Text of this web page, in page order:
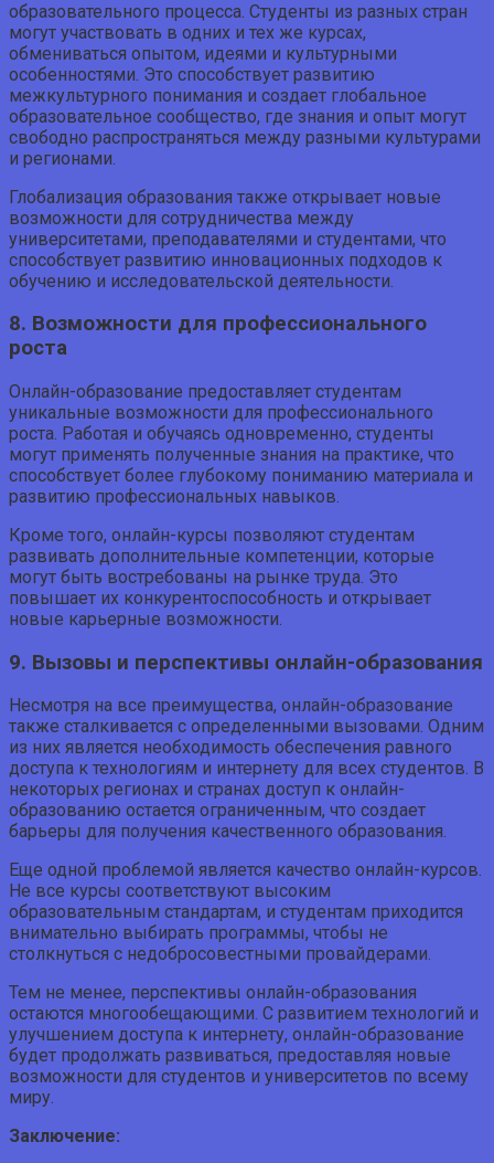
образовательного процесса. Студенты из разных стран
могут участвовать в одних и тех же курсах,
обмениваться опытом, идеями и культурными
особенностями. Это способствует развитию
межкультурного понимания и создает глобальное
образовательное сообщество, где знания и опыт могут
свободно распространяться между разными культурами
и регионами.
Глобализация образования также открывает новые
возможности для сотрудничества между
университетами, преподавателями и студентами, что
способствует развитию инновационных подходов к
обучению и исследовательской деятельности.
8. Возможности для профессионального
роста
Онлайн-образование предоставляет студентам
уникальные возможности для профессионального
роста. Работая и обучаясь одновременно, студенты
могут применять полученные знания на практике, что
способствует более глубокому пониманию материала и
развитию профессиональных навыков.
Кроме того, онлайн-курсы позволяют студентам
развивать дополнительные компетенции, которые
могут быть востребованы на рынке труда. Это
повышает их конкурентоспособность и открывает
новые карьерные возможности.
9. Вызовы и перспективы онлайн-образования
Несмотря на все преимущества, онлайн-образование
также сталкивается с определенными вызовами. Одним
из них является необходимость обеспечения равного
доступа к технологиям и интернету для всех студентов. В
некоторых регионах и странах доступ к онлайн-
образованию остается ограниченным, что создает
барьеры для получения качественного образования.
Еще одной проблемой является качество онлайн-курсов.
Не все курсы соответствуют высоким
образовательным стандартам, и студентам приходится
внимательно выбирать программы, чтобы не
столкнуться с недобросовестными провайдерами.
Тем не менее, перспективы онлайн-образования
остаются многообещающими. С развитием технологий и
улучшением доступа к интернету, онлайн-образование
будет продолжать развиваться, предоставляя новые
возможности для студентов и университетов по всему
миру.
Заключение: